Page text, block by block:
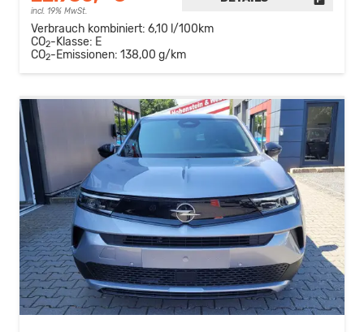
incl. 19% MwSt.
Verbrauch kombiniert: 6,10 l/100km
CO2-Klasse: E
CO2-Emissionen: 138,00 g/km